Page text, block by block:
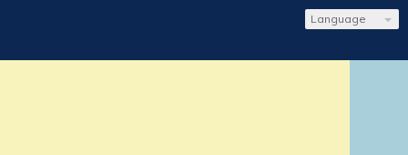
Language